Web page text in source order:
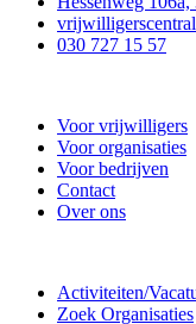
030 727 15 57
Voor vrijwilligers
Voor organisaties
Voor bedrijven
Contact
Over ons
Activiteiten/
Zoek Organisaties